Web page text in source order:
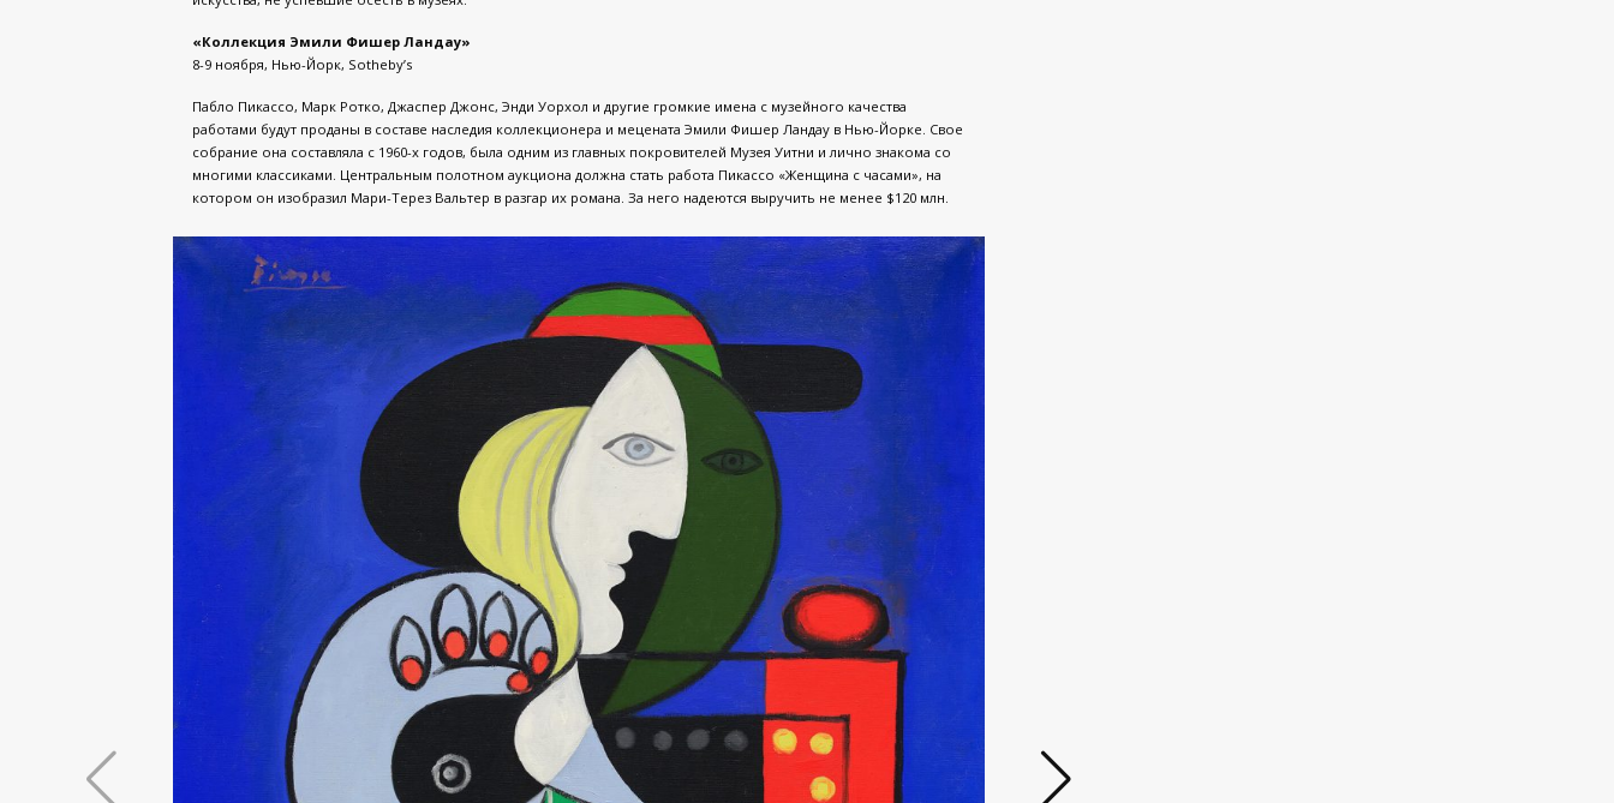
«Коллекция Эмили Фишер Ландау»
8-9 ноября, Нью-Йорк, Sotheby’s
Пабло Пикассо, Марк Ротко, Джаспер Джонс, Энди Уорхол и другие громкие имена с музейного качества
работами будут проданы в составе наследия коллекционера и мецената Эмили Фишер Ландау в Нью-Йорке. Свое
собрание она составляла с 1960-х годов, была одним из главных покровителей Музея Уитни и лично знакома со
многими классиками. Центральным полотном аукциона должна стать работа Пикассо «Женщина с часами», на
котором он изобразил Мари-Терез Вальтер в разгар их романа. За него надеются выручить не менее $120 млн.